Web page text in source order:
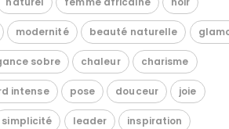
modernité beauté naturelle
sobre chaleur charisme
intense pose douceur joie
simplicité leader inspiration